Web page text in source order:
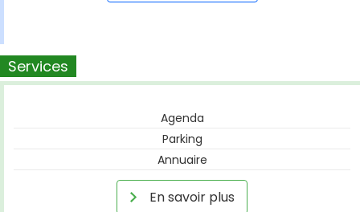
Services
Agenda
Parking
Annuaire
En savoir plus